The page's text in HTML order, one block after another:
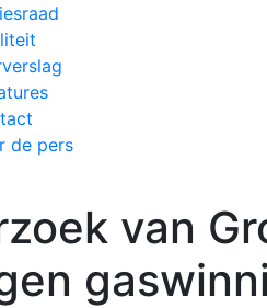
de pers
van